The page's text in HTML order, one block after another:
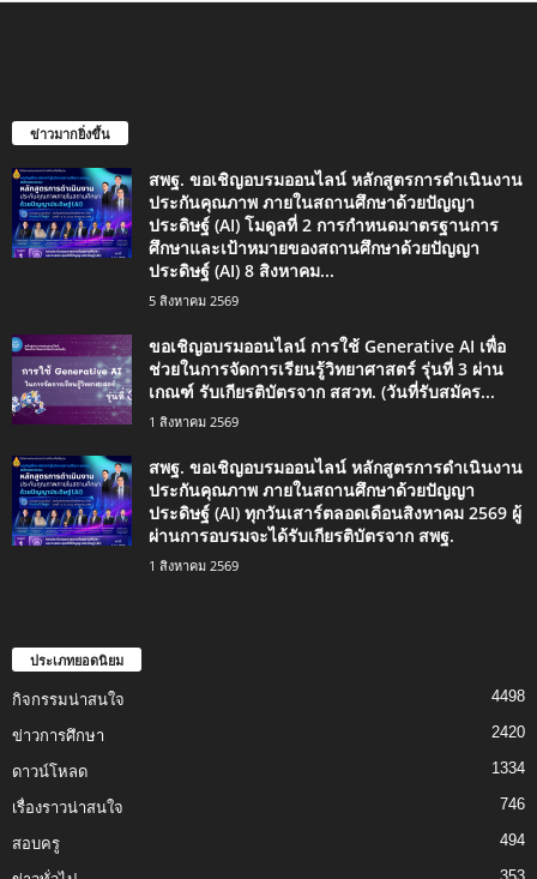
ข่าวมากยิ่งขึ้น
สพฐ. ขอเชิญอบรมออนไลน์ หลักสูตรการดำเนินงาน
ประกันคุณภาพ ภายในสถานศึกษาด้วยปัญญา
ประดิษฐ์ (AI) โมดูลที่ 2 การกำหนดมาตรฐานการ
ศึกษาและเป้าหมายของสถานศึกษาด้วยปัญญา
ประดิษฐ์ (AI) 8 สิงหาคม...
5 สิงหาคม 2569
ขอเชิญอบรมออนไลน์ การใช้ Generative AI เพื่อ
ช่วยในการจัดการเรียนรู้วิทยาศาสตร์ รุ่นที่ 3 ผ่าน
เกณฑ์ รับเกียรติบัตรจาก สสวท. (วันที่รับสมัคร...
1 สิงหาคม 2569
สพฐ. ขอเชิญอบรมออนไลน์ หลักสูตรการดำเนินงาน
ประกันคุณภาพ ภายในสถานศึกษาด้วยปัญญา
ประดิษฐ์ (AI) ทุกวันเสาร์ตลอดเดือนสิงหาคม 2569 ผู้
ผ่านการอบรมจะได้รับเกียรติบัตรจาก สพฐ.
1 สิงหาคม 2569
ประเภทยอดนิยม
กิจกรรมน่าสนใจ 4498
ข่าวการศึกษา 2420
ดาวน์โหลด 1334
เรื่องราวน่าสนใจ 746
สอบครู 494